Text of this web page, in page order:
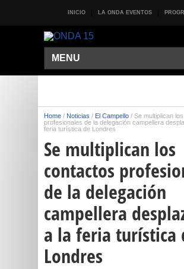
INICIO LA ONDA EVENTOS
MENU
Home / Noticias / El Campello / Se multiplican
profesionales de la delegación campellera
feria turística de Londres
Se multiplican los
contactos
de la delegación
campellera
a la feria turística
Londres